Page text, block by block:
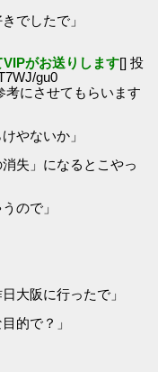
でしたで」
がお送りします[] 投
gu0
考にさせてもらいます
やないか」
失」になるとこやっ
ので」
大阪に行ったで」
的で？」